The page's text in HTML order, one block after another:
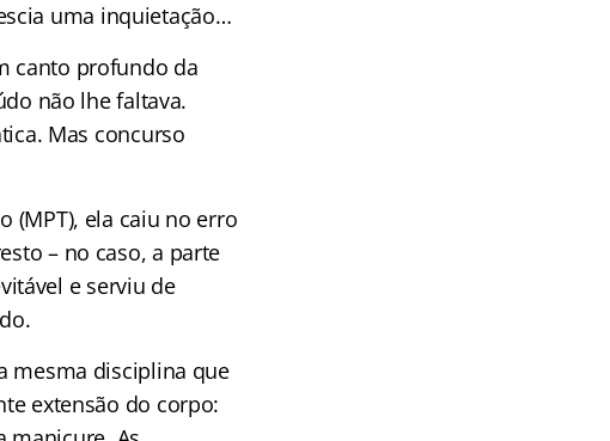
uma inquietação…
canto profundo da
não lhe faltava.
Mas concurso
(MPT), ela caiu no erro
– no caso, a parte
e serviu de
mesma disciplina que
extensão do corpo: